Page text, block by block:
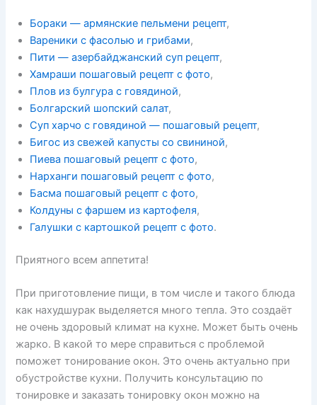
Бораки — армянские пельмени рецепт,
Вареники с фасолью и грибами,
Пити — азербайджанский суп рецепт,
Хамраши пошаговый рецепт с фото,
Плов из булгура с говядиной,
Болгарский шопский салат,
Суп харчо с говядиной — пошаговый рецепт,
Бигос из свежей капусты со свининой,
Пиева пошаговый рецепт с фото,
Нарханги пошаговый рецепт с фото,
Басма пошаговый рецепт с фото,
Колдуны с фаршем из картофеля,
Галушки с картошкой рецепт с фото.
Приятного всем аппетита!
При приготовление пищи, в том числе и такого блюда
как нахудшурак выделяется много тепла. Это создаёт
не очень здоровый климат на кухне. Может быть очень
жарко. В какой то мере справиться с проблемой
поможет тонирование окон. Это очень актуально при
обустройстве кухни. Получить консультацию по
тонировке и заказать тонировку окон можно на